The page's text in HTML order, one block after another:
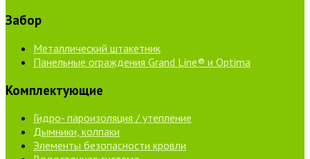
Забор
Металлический штакетник
Панельные ограждения Grand Line® и Optima
Комплектующие
Гидро- пароизоляция / утепление
Дымники, колпаки
Элементы безопасности кровли